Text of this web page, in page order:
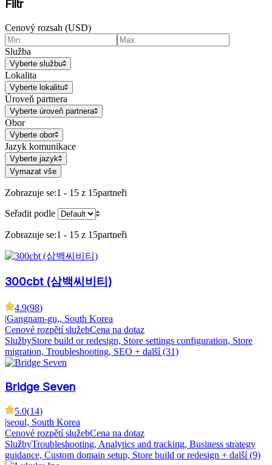
Filtr
Cenový rozsah (USD)
Služba
Vyberte službu
Lokalita
Vyberte lokalitu
Úroveň partnera
Vyberte úroveň partnera
Obor
Vyberte obor
Jazyk komunikace
Vyberte jazyk
Vymazat vše
Zobrazuje se:1 - 15 z 15partneři
Seřadit podle
Zobrazuje se:1 - 15 z 15partneři
300cbt (삼백씨비티)
4.9(98)
|Gangnam-gu,, South Korea
Cenové rozpětí služebCena na dotaz
SlužbyStore build or redesign, Store settings configuration, Store
migration, Troubleshooting, SEO + další (31)
Bridge Seven
5.0(14)
seoul, South Korea
Cenové rozpětí služebCena na dotaz
SlužbyTroubleshooting, Analytics and tracking, Business strategy
guidance, Custom domain setup, Store build or redesign + další (9)